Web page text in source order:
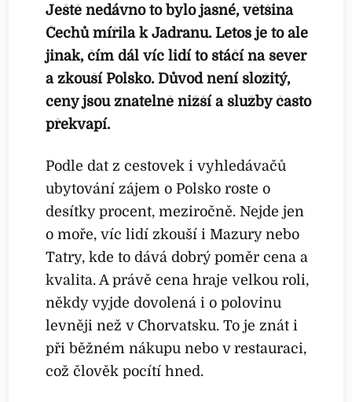
Ještě nedávno to bylo jasné, většina
Čechů mířila k Jadranu. Letos je to ale
jinak, čím dál víc lidí to stáčí na sever
a zkouší Polsko. Důvod není složitý,
ceny jsou znatelně nižší a služby často
překvapí.
Podle dat z cestovek i vyhledávačů
ubytování zájem o Polsko roste o
desítky procent, meziročně. Nejde jen
o moře, víc lidí zkouší i Mazury nebo
Tatry, kde to dává dobrý poměr cena a
kvalita. A právě cena hraje velkou roli,
někdy vyjde dovolená i o polovinu
levněji než v Chorvatsku. To je znát i
při běžném nákupu nebo v restauraci,
což člověk pocítí hned.